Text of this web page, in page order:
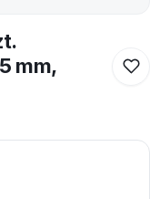
mm,